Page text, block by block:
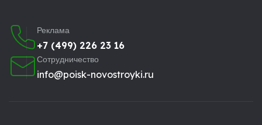
Реклама
+7 (499) 226 23 16
Сотрудничество
info@poisk-novostroyki.ru